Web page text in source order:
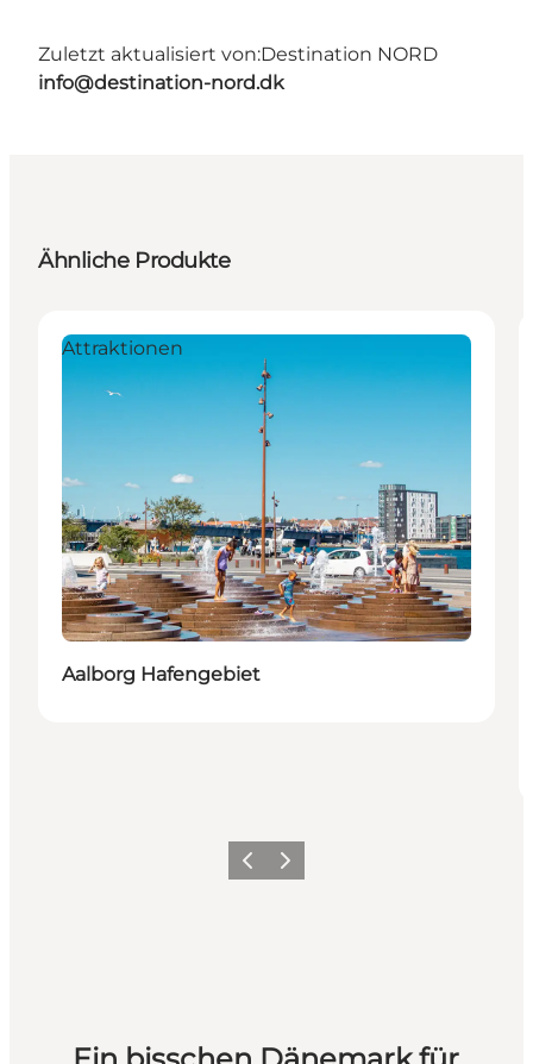
Zuletzt aktualisiert von:Destination NORD
info@destination-nord.dk
Ähnliche Produkte
Attraktionen
Aalborg Hafengebiet
ZurückWeiter